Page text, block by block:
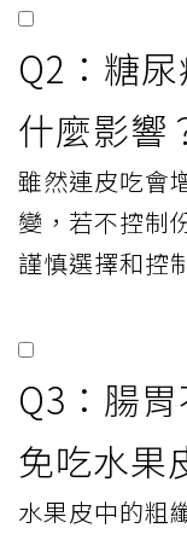
Q2：糖
什麼影響
雖然連皮吃會
變，若不控制
謹慎選擇和控
Q3：腸
免吃水果
水果皮中的粗